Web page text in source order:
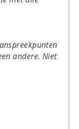
andere. Niet